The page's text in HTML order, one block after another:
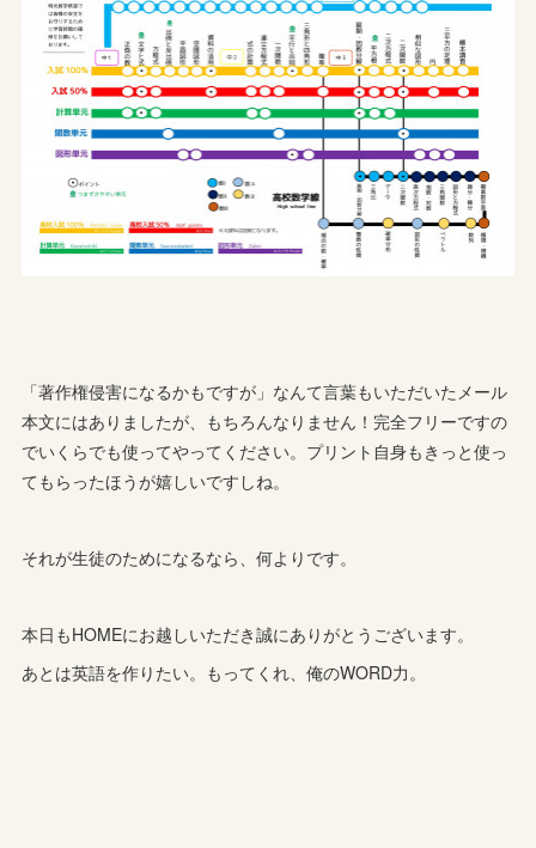
「著作権侵害になるかもですが」なんて言葉もいただいたメール
本文にはありましたが、もちろんなりません！完全フリーですの
でいくらでも使ってやってください。プリント自身もきっと使っ
てもらったほうが嬉しいですしね。
それが生徒のためになるなら、何よりです。
本日もHOMEにお越しいただき誠にありがとうございます。
あとは英語を作りたい。もってくれ、俺のWORD力。